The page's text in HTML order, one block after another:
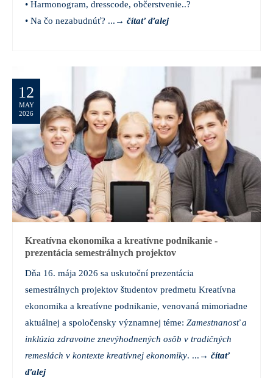
• Harmonogram, dresscode, občerstvenie..?
• Na čo nezabudnúť? ... →čítať ďalej
12
MAY
2026
Kreatívna ekonomika a kreatívne podnikanie -
prezentácia semestrálnych projektov
Dňa 16. mája 2026 sa uskutoční prezentácia
semestrálnych projektov študentov predmetu Kreatívna
ekonomika a kreatívne podnikanie, venovaná mimoriadne
aktuálnej a spoločensky významnej téme:Zamestnanosť a
inklúzia zdravotne znevýhodnených osôb v tradičných
remeslách v kontexte kreatívnej ekonomiky. ... →čítať
ďalej